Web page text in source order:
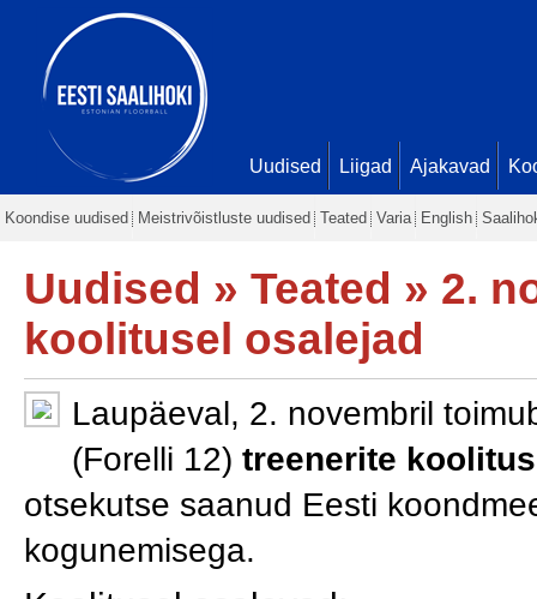
Uudised Liigad Ajakavad
Koondise uudised Meistrivõistluste uudised Teated Varia English
Uudised » Teated » 2.
koolitusel osalejad
Laupäeval, 2. novembril
(Forelli 12) treenerite
otsekutse saanud Eesti
kogunemisega.